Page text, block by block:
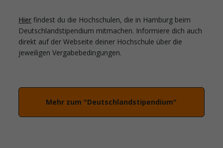
Hier findest du die Hochschulen, die in Hamburg beim
Deutschlandstipendium mitmachen. Informiere dich auch
direkt auf der Webseite deiner Hochschule über die
jeweiligen Vergabebedingungen.
Mehr zum "Deutschlandstipendium"